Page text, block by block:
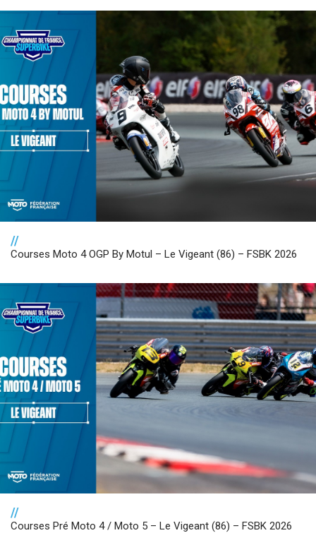
//
Courses Moto 4 OGP By Motul – Le Vigeant (86) – FSBK 2026
//
Courses Pré Moto 4 / Moto 5 – Le Vigeant (86) – FSBK 2026